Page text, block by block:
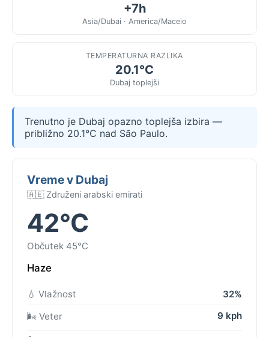
+7h
Asia/Dubai · America/Maceio
TEMPERATURNA RAZLIKA
20.1°C
Dubaj toplejši
Trenutno je Dubaj opazno toplejša izbira —
približno 20.1°C nad São Paulo.
Vreme v Dubaj
🇦🇪 Združeni arabski emirati
42°C
Občutek 45°C
Haze
💧 Vlažnost
32%
🌬️ Veter
9 kph